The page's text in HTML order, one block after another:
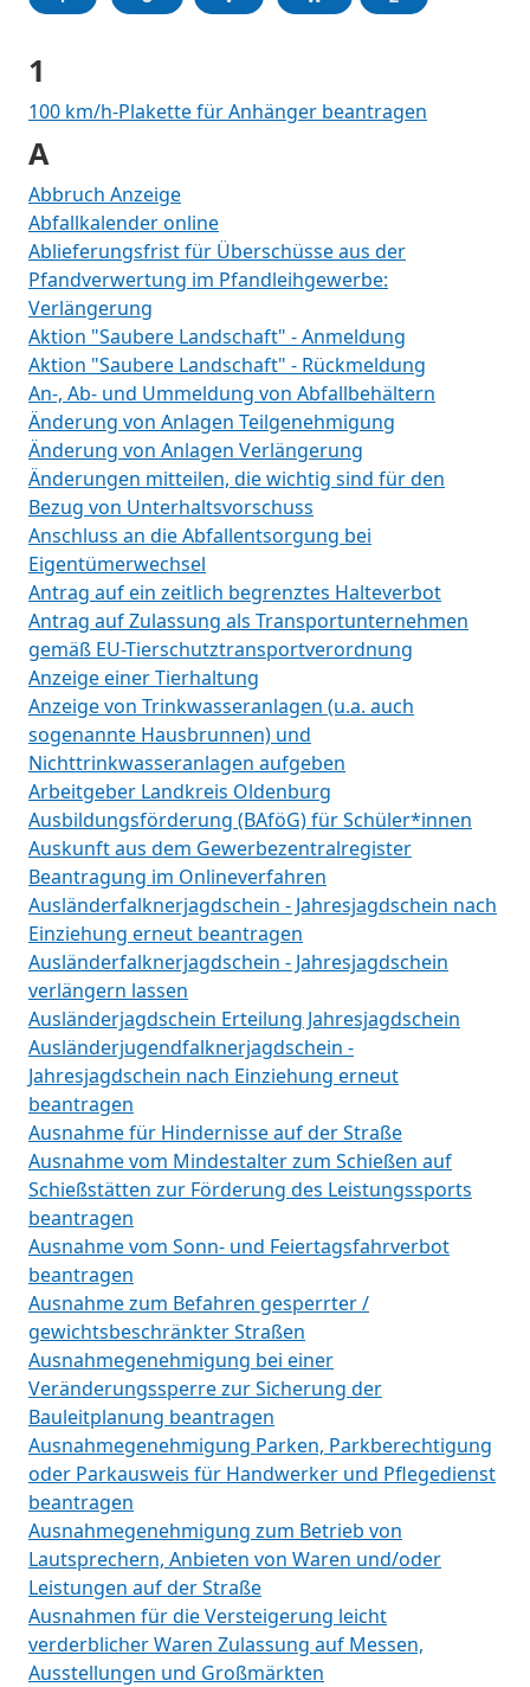
1
100 km/h-Plakette für Anhänger beantragen
A
Abbruch Anzeige
Abfallkalender online
Ablieferungsfrist für Überschüsse aus der
Pfandverwertung im Pfandleihgewerbe:
Verlängerung
Aktion "Saubere Landschaft" - Anmeldung
Aktion "Saubere Landschaft" - Rückmeldung
An-, Ab- und Ummeldung von Abfallbehältern
Änderung von Anlagen Teilgenehmigung
Änderung von Anlagen Verlängerung
Änderungen mitteilen, die wichtig sind für den
Bezug von Unterhaltsvorschuss
Anschluss an die Abfallentsorgung bei
Eigentümerwechsel
Antrag auf ein zeitlich begrenztes Halteverbot
Antrag auf Zulassung als Transportunternehmen
gemäß EU-Tierschutztransportverordnung
Anzeige einer Tierhaltung
Anzeige von Trinkwasseranlagen (u.a. auch
sogenannte Hausbrunnen) und
Nichttrinkwasseranlagen aufgeben
Arbeitgeber Landkreis Oldenburg
Ausbildungsförderung (BAföG) für Schüler*innen
Auskunft aus dem Gewerbezentralregister
Beantragung im Onlineverfahren
Ausländerfalknerjagdschein - Jahresjagdschein nach
Einziehung erneut beantragen
Ausländerfalknerjagdschein - Jahresjagdschein
verlängern lassen
Ausländerjagdschein Erteilung Jahresjagdschein
Ausländerjugendfalknerjagdschein -
Jahresjagdschein nach Einziehung erneut
beantragen
Ausnahme für Hindernisse auf der Straße
Ausnahme vom Mindestalter zum Schießen auf
Schießstätten zur Förderung des Leistungssports
beantragen
Ausnahme vom Sonn- und Feiertagsfahrverbot
beantragen
Ausnahme zum Befahren gesperrter /
gewichtsbeschränkter Straßen
Ausnahmegenehmigung bei einer
Veränderungssperre zur Sicherung der
Bauleitplanung beantragen
Ausnahmegenehmigung Parken, Parkberechtigung
oder Parkausweis für Handwerker und Pflegedienst
beantragen
Ausnahmegenehmigung zum Betrieb von
Lautsprechern, Anbieten von Waren und/oder
Leistungen auf der Straße
Ausnahmen für die Versteigerung leicht
verderblicher Waren Zulassung auf Messen,
Ausstellungen und Großmärkten